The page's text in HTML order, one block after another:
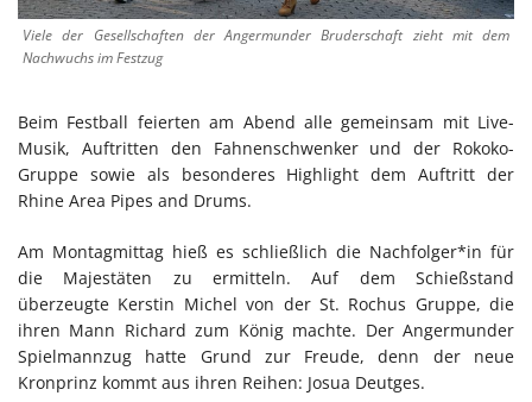
Viele der Gesellschaften der Angermunder Bruderschaft zieht mit dem
Nachwuchs im Festzug
Beim Festball feierten am Abend alle gemeinsam mit Live-
Musik, Auftritten den Fahnenschwenker und der Rokoko-
Gruppe sowie als besonderes Highlight dem Auftritt der
Rhine Area Pipes and Drums.
Am Montagmittag hieß es schließlich die Nachfolger*in für
die Majestäten zu ermitteln. Auf dem Schießstand
überzeugte Kerstin Michel von der St. Rochus Gruppe, die
ihren Mann Richard zum König machte. Der Angermunder
Spielmannzug hatte Grund zur Freude, denn der neue
Kronprinz kommt aus ihren Reihen: Josua Deutges.